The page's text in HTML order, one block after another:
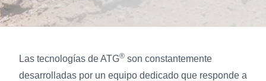
Las tecnologías de ATG® son constantemente
desarrolladas por un equipo dedicado que responde a